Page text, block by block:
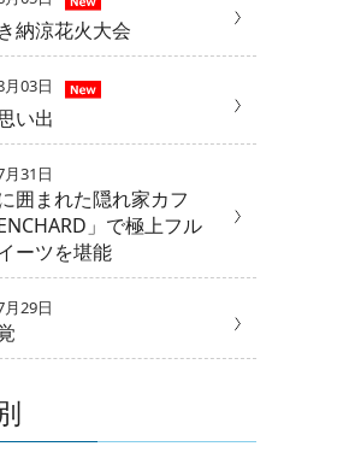
納涼花火大会
03日
い出
31日
囲まれた隠れ家カフ
」で極上フル
ーツを堪能
29日